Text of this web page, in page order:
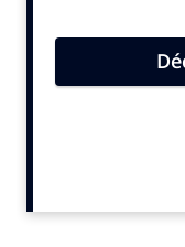
d’être réintégrée,
Claude Killy. Le Cojo
compétitions de ski
nécessaires. Les
options encore